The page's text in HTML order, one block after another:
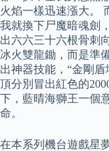
火焰一樣迅速漲大。
我就換下尸魔暗魂劍
出六六三十六根骨刺
冰火雙龍鋤，而是準
出神器技能，“金剛
頂分別冒出紅色的
下，藍晴海獅王一個
命。
在本系列機台遊戲星